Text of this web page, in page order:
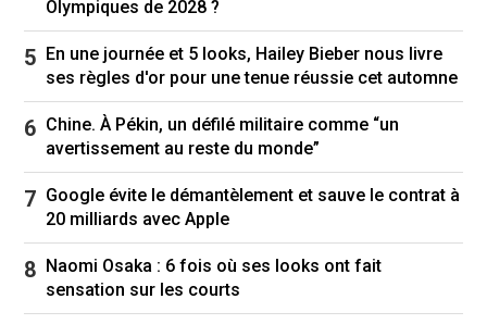
le rendant incapable de lire ou de visionner quoi
que ce soit.
Elton John a écrit la musique de The Devil
Wears Prada, une comédie musicale basée sur
le film de 2006 sur une jeune journaliste qui
navigue entre le prestige et les ego d'un
magazine de mode.
La production auDominion Theatre
de la redoutable rédactrice en chef Miranda
Olympiques de 2028 ?
En une journée et 5 looks, Hailey Bieber nous livre
ses règles d'or pour une tenue réussie cet automne
Chine. À Pékin, un défilé militaire comme “un
avertissement au reste du monde”
Google évite le démantèlement et sauve le contrat à
20 milliards avec Apple
Naomi Osaka : 6 fois où ses looks ont fait
sensation sur les courts